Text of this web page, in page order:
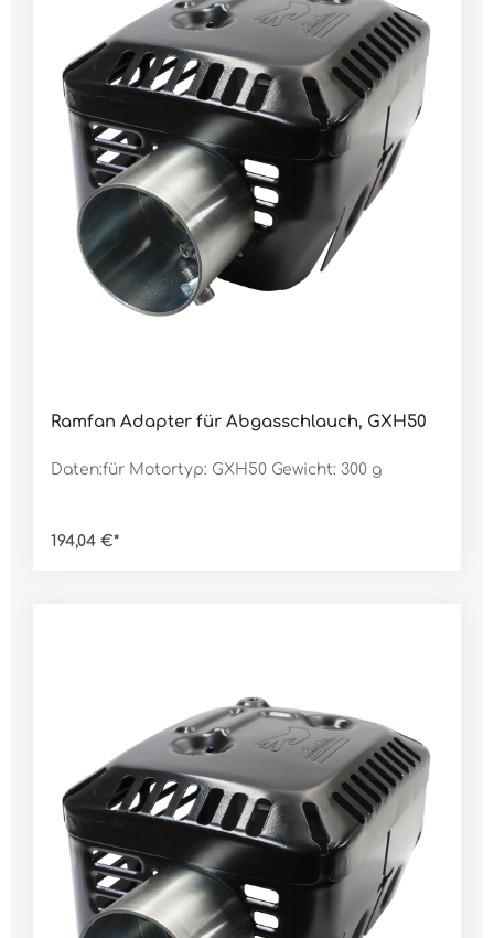
Ramfan Adapter für Abgasschlauch, GXH50
Daten:für Motortyp: GXH50 Gewicht: 300 g
194,04 €*